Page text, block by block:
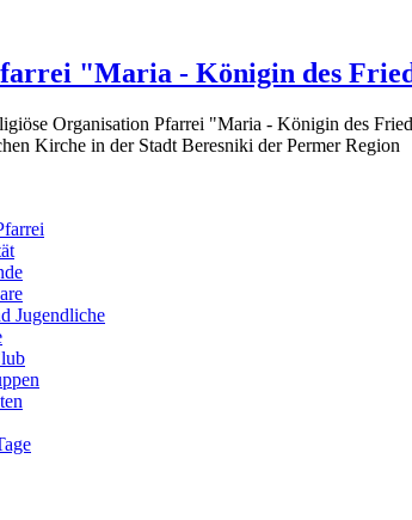
"Maria - Königin des
Organisation Pfarrei "Maria - Königin des
Kirche in der Stadt Beresniki der Permer Region
Jugendliche